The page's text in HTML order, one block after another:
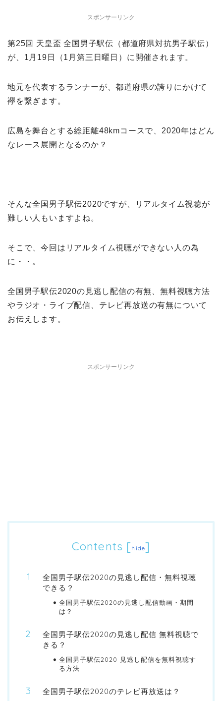
スポンサーリンク
第25回 天皇盃 全国男子駅伝（都道府県対抗男子駅伝）
が、1月19日（1月第三日曜日）に開催されます。
地元を代表するランナーが、都道府県の誇りにかけて
襷を繋ぎます。
広島を舞台とする総距離48kmコースで、2020年はどん
なレース展開となるのか？
そんな全国男子駅伝2020ですが、リアルタイム視聴が
難しい人もいますよね。
そこで、今回はリアルタイム視聴ができない人の為
に・・。
全国男子駅伝2020の見逃し配信の有無、無料視聴方法
やラジオ・ライブ配信、テレビ再放送の有無について
お伝えします。
スポンサーリンク
Contents [hide]
全国男子駅伝2020の見逃し配信・無料視聴
できる？
全国男子駅伝2020の見逃し配信動画・期間
は？
全国男子駅伝2020の見逃し配信 無料視聴で
きる？
全国男子駅伝2020 見逃し配信を無料視聴す
る方法
全国男子駅伝2020のテレビ再放送は？